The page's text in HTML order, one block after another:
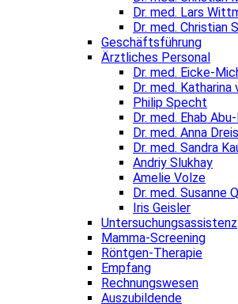
Dr. med. Lars
Dr. med. Christian
Geschäftsführung
Ärztliches Personal
Dr. med. Eicke-
Dr. med. Katharina
Philip Specht
Dr. med. Ehab
Dr. med. Anna
Dr. med. Sandra
Andriy Slukhay
Amelie Volze
Dr. med. Susanne
Iris Geisler
Untersuchungsassistenz
Mamma-Screening
Röntgen-Therapie
Empfang
Rechnungswesen
Auszubildende